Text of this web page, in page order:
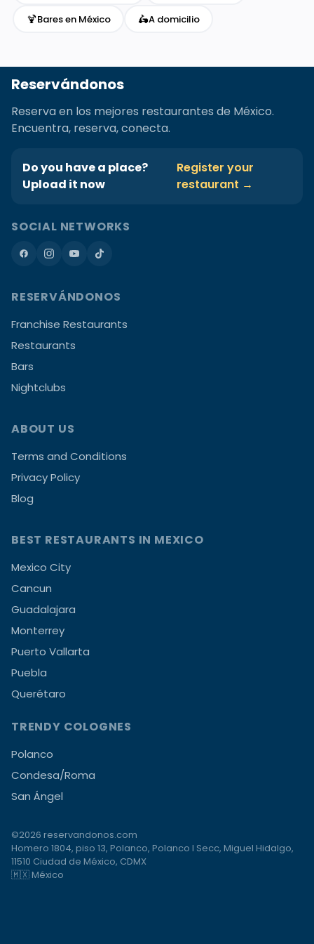
🍹Bares en México 🛵A domicilio
Reservándonos
Reserva en los mejores restaurantes de México.
Encuentra, reserva, conecta.
Do you have a place?
Upload it now
Register your
restaurant →
SOCIAL NETWORKS
RESERVÁNDONOS
Franchise Restaurants
Restaurants
Bars
Nightclubs
ABOUT US
Terms and Conditions
Privacy Policy
Blog
BEST RESTAURANTS IN MEXICO
Mexico City
Cancun
Guadalajara
Monterrey
Puerto Vallarta
Puebla
Querétaro
TRENDY COLOGNES
Polanco
Condesa/Roma
San Ángel
©2026 reservandonos.com
Homero 1804, piso 13, Polanco, Polanco I Secc, Miguel Hidalgo,
11510 Ciudad de México, CDMX
🇲🇽 México